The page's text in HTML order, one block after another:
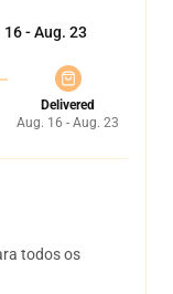
16 - Aug. 23
Delivered
Aug. 16 - Aug. 23
todos os